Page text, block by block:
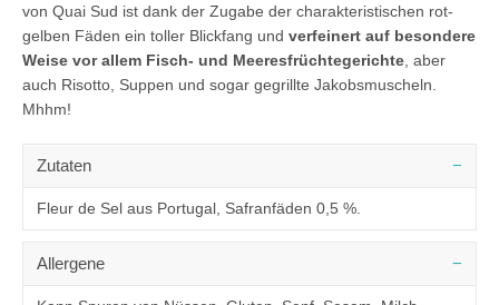
von Quai Sud ist dank der Zugabe der charakteristischen rot-
gelben Fäden ein toller Blickfang und verfeinert auf besondere
Weise vor allem Fisch- und Meeresfrüchtegerichte , aber
auch Risotto, Suppen und sogar gegrillte Jakobsmuscheln.
Mhhm!
Zutaten
Fleur de Sel aus Portugal, Safranfäden 0,5 %.
Allergene